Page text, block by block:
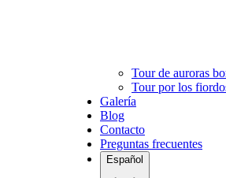
Tour de auroras
Tour por los
Galería
Blog
Contacto
Preguntas frecuentes
Español